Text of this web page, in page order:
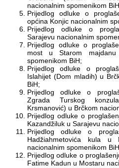
nacionalnim spomenikom
Prijedlog odluke o
općina Konjic nacionalnim
Prijedlog odluke o
Sarajevu nacionalnim
Prijedlog odluke o
most u Starom majdanu
spomenikom BiH;
Prijedlog odluke o
Islahijet (Dom mladih) u
BiH;
Prijedlog odluke o
Zgrada Turskog
Krsmanović) u Brčkom
Prijedlog odluke o
Kazandžiluk u Sarajevu
Prijedlog odluke o
Hadžiahmetovića kula u
nacionalnim spomenikom
Prijedlog odluke o
Fatime Kadun u Mostaru